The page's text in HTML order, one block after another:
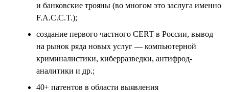
и банковские трояны (во многом это заслуга именно
F.A.C.C.T.);
создание первого частного СERT в России, вывод
на рынок ряда новых услуг — компьютерной
криминалистики, киберразведки, антифрод-
аналитики и др.;
40+ патентов в области выявления